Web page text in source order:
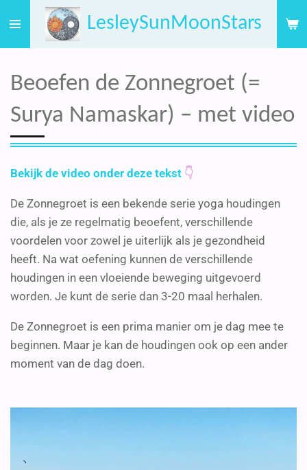
naar
hoofdinhoud
LesleySunMoonStars
Beoefen de Zonnegroet (=
Surya Namaskar) – met video
Bekijk de video onder deze tekst 👇
De Zonnegroet is een bekende serie yoga houdingen
die, als je ze regelmatig beoefent, verschillende
voordelen voor zowel je uiterlijk als je gezondheid
heeft. Na wat oefening kunnen de verschillende
houdingen in een vloeiende beweging uitgevoerd
worden. Je kunt de serie dan 3-20 maal herhalen.
De Zonnegroet is een prima manier om je dag mee te
beginnen. Maar je kan de houdingen ook op een ander
moment van de dag doen.